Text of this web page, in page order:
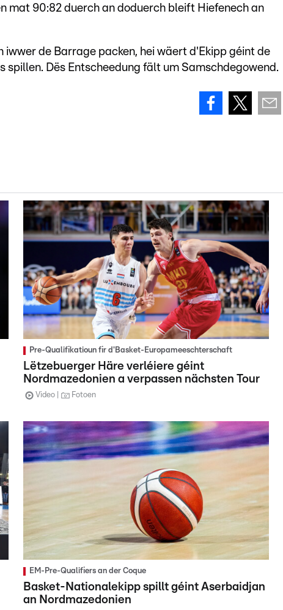
mat 90:82 duerch an doduerch bleift Hiefenech an
iwwer de Barrage packen, hei wäert d'Ekipp géint de
spillen. Dës Entscheedung fält um Samschdegowend.
Pre-Qualifikatioun fir d'Basket-Europameeschterschaft
Lëtzebuerger Häre verléiere géint
Nordmazedonien a verpassen nächsten Tour
Video Fotoen
EM-Pre-Qualifiers an der Coque
Basket-Nationalekipp spillt géint Aserbaidjan
an Nordmazedonien